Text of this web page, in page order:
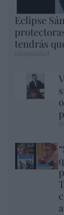
Eclipse
tendrás